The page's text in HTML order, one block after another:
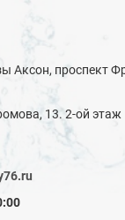
Аксон, проспект
13. 2-ой этаж